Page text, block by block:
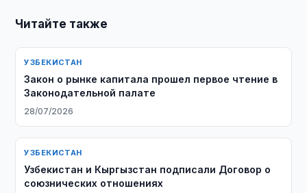
Читайте также
УЗБЕКИСТАН
Закон о рынке капитала прошел первое чтение в
Законодательной палате
28/07/2026
УЗБЕКИСТАН
Узбекистан и Кыргызстан подписали Договор о
союзнических отношениях